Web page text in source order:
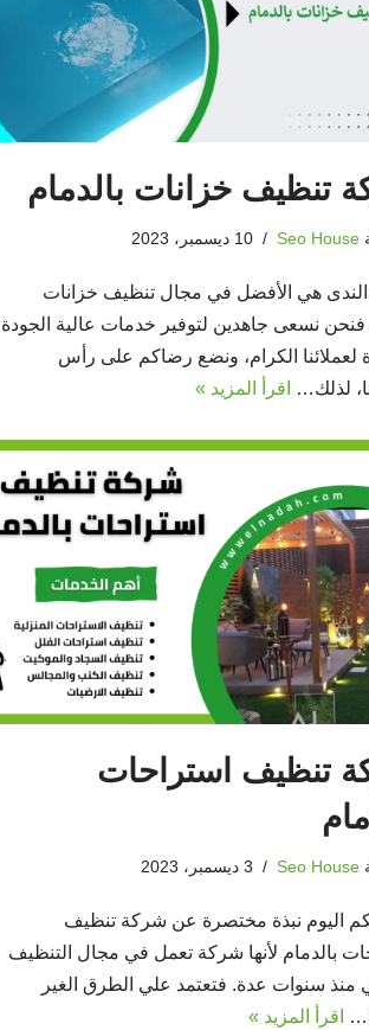
تنظيف خزانات بالدمام
Seo House 10 ديسمبر، 2023
هي الأفضل في مجال تنظيف خزانات
فنحن نسعى جاهدين لتوفير خدمات عالية الجودة
لعملائنا الكرام، ونضع رضاكم على رأس
لذلك…
اقرأ المزيد »
تنظيف استراحات
Seo House 3 ديسمبر، 2023
اليوم نبذة مختصرة عن شركة تنظيف
بالدمام لأنها شركة تعمل في مجال التنظيف
منذ سنوات عدة. فتعتمد علي الطرق الغير
اقرأ المزيد »